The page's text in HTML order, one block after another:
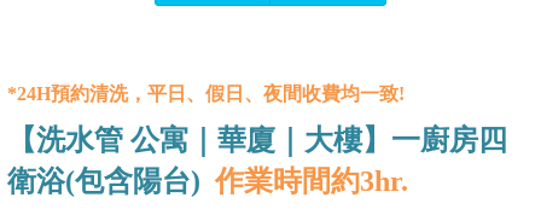
*24H預約清洗，平日、假日、夜間收費均一致!
【洗水管 公寓｜華廈｜大樓】一廚房四
衛浴(包含陽台)作業時間約3hr.